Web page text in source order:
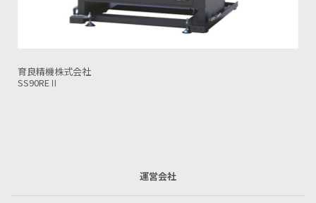
育良精機株式会社
運営会社